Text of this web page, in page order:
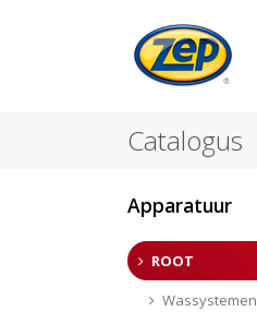
Catalogus
Apparatuur
ROOT
Wassystemen